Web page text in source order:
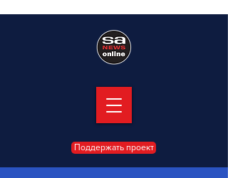
Поддержать проект